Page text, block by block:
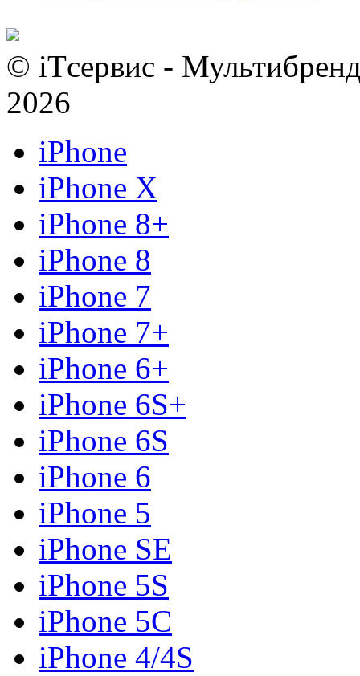
© iTсервис -
2026
iPhone
iPhone X
iPhone 8+
iPhone 8
iPhone 7
iPhone 7+
iPhone 6+
iPhone 6S+
iPhone 6S
iPhone 6
iPhone 5
iPhone SE
iPhone 5S
iPhone 5C
iPhone 4/4S